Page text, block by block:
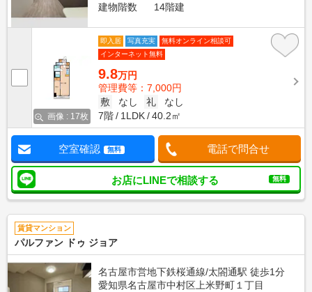
建物階数
14階建
画像 : 17枚
即入居 写真充実
無料オンライン相談可
インターネット無料
9.8万円
管理費等：7,000円
敷
なし 礼
なし
7階
1LDK 40.2㎡
空室確認 無料 電話で問合せ
お店にLINEで相談する 無料
賃貸マンション
パルファン ドゥ ジョア
名古屋市営地下鉄桜通線/太閤通駅 徒歩1分
愛知県名古屋市中村区上米野町１丁目